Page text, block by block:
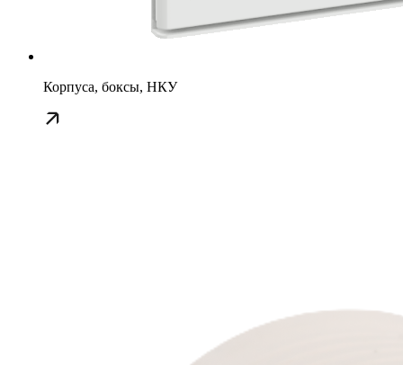
Корпуса, боксы, НКУ